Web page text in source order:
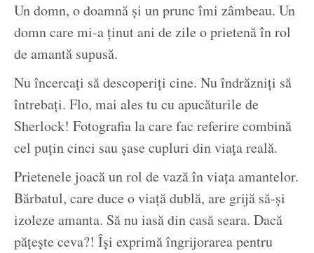
Un domn, o doamnă și un prunc îmi zâmbeau. Un
domn care mi-a ținut ani de zile o prietenă în rol
de amantă supusă.
Nu încercați să descoperiți cine. Nu îndrăzniți să
întrebați. Flo, mai ales tu cu apucăturile de
Sherlock! Fotografia la care fac referire combină
cel puțin cinci sau șase cupluri din viața reală.
Prietenele joacă un rol de vază în viața amantelor.
Bărbatul, care duce o viață dublă, are grijă să-și
izoleze amanta. Să nu iasă din casă seara. Dacă
pățește ceva?! Își exprimă îngrijorarea pentru